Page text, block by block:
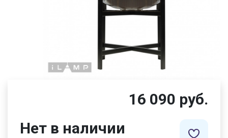
16 090 руб.
Нет в наличии